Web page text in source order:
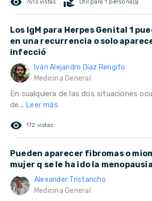
7513 vistas Útil para 1 persona(s)
Los IgM para Herpes Genital 1
en una recurrencia o solo
infecció
Iván Alejandro Díaz Rengifo
Medicina General
En cualquiera de las dos situaciones
de... Leer más
remove_red_eye 172 vistas
Pueden aparecer fibromas o
mujer q se le ha ido la
Alexander Tristancho
Medicina General